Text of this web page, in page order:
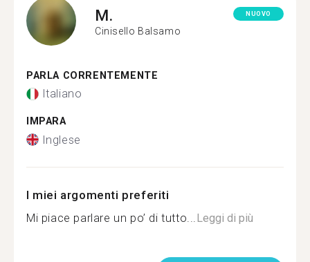
M.
Cinisello Balsamo
NUOVO
PARLA CORRENTEMENTE
Italiano
IMPARA
Inglese
I miei argomenti preferiti
Mi piace parlare un po’ di tutto... Leggi di più